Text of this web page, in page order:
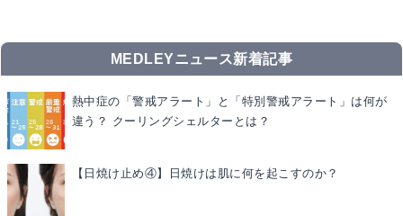
MEDLEYニュース新着記事
熱中症の「警戒アラート」と「特別警戒アラート」は何が
違う？ クーリングシェルターとは？
【日焼け止め④】日焼けは肌に何を起こすのか？